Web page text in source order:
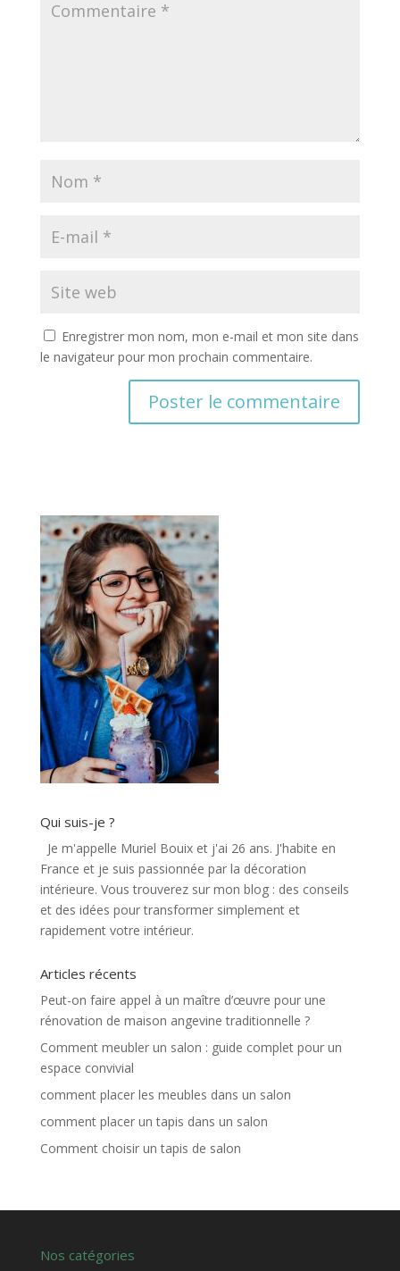
Enregistrer mon nom, mon e-mail et mon site dans
le navigateur pour mon prochain commentaire.
Qui suis-je ?
Je m'appelle Muriel Bouix et j'ai 26 ans. J'habite en
France et je suis passionnée par la décoration
intérieure. Vous trouverez sur mon blog : des conseils
et des idées pour transformer simplement et
rapidement votre intérieur.
Articles récents
Peut-on faire appel à un maître d’œuvre pour une
rénovation de maison angevine traditionnelle ?
Comment meubler un salon : guide complet pour un
espace convivial
comment placer les meubles dans un salon
comment placer un tapis dans un salon
Comment choisir un tapis de salon
Nos catégories